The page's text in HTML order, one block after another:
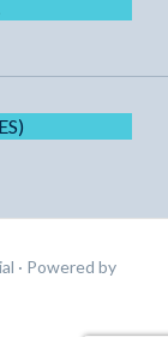
· Powered by